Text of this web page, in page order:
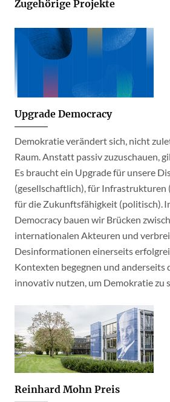
Zugehörige Projekte
Upgrade Democracy
Demokratie verändert sich, nicht
Raum. Anstatt passiv zuzuschauen,
Es braucht ein Upgrade für unsere
(gesellschaftlich), für Infrastrukturen
für die Zukunftsfähigkeit (politisch).
Democracy bauen wir Brücken
internationalen Akteuren und
Desinformationen einerseits
Kontexten begegnen und anderseits
innovativ nutzen, um Demokratie zu
Reinhard Mohn Preis